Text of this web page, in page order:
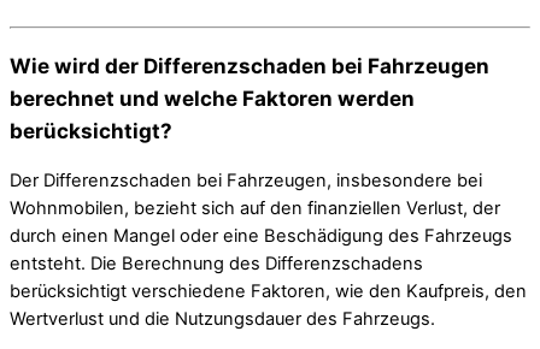
Wie wird der Differenzschaden bei Fahrzeugen
berechnet und welche Faktoren werden
berücksichtigt?
Der Differenzschaden bei Fahrzeugen, insbesondere bei
Wohnmobilen, bezieht sich auf den finanziellen Verlust, der
durch einen Mangel oder eine Beschädigung des Fahrzeugs
entsteht. Die Berechnung des Differenzschadens
berücksichtigt verschiedene Faktoren, wie den Kaufpreis, den
Wertverlust und die Nutzungsdauer des Fahrzeugs.